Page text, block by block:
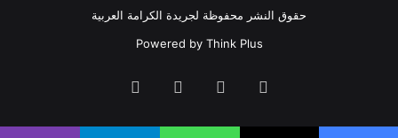
حقوق النشر محفوظة لجريدة الكرامة العربية
Powered by Think Plus
فيسبوك ‫YouTube